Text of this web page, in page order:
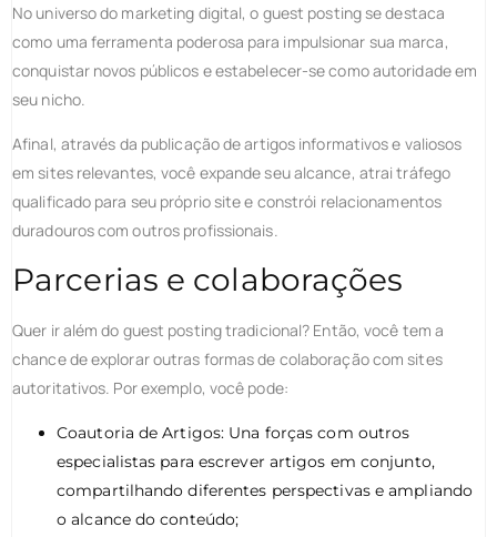
No universo do marketing digital, o guest posting se destaca
como uma ferramenta poderosa para impulsionar sua marca,
conquistar novos públicos e estabelecer-se como autoridade em
seu nicho.
Afinal, através da publicação de artigos informativos e valiosos
em sites relevantes, você expande seu alcance, atrai tráfego
qualificado para seu próprio site e constrói relacionamentos
duradouros com outros profissionais.
Parcerias e colaborações
Quer ir além do guest posting tradicional? Então, você tem a
chance de explorar outras formas de colaboração com sites
autoritativos. Por exemplo, você pode:
Coautoria de Artigos: Una forças com outros
especialistas para escrever artigos em conjunto,
compartilhando diferentes perspectivas e ampliando
o alcance do conteúdo;